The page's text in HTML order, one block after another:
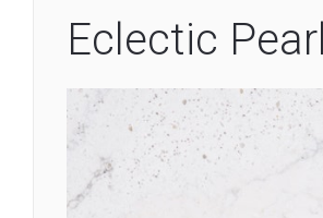
Eclectic Pearl